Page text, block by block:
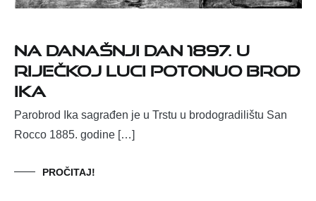
Na današnji dan 1897. u
riječkoj luci potonuo brod
Ika
Parobrod Ika sagrađen je u Trstu u brodogradilištu San
Rocco 1885. godine […]
PROČITAJ!